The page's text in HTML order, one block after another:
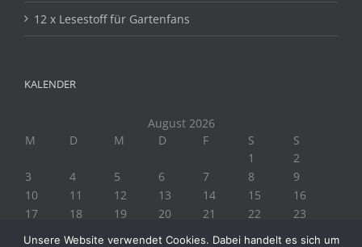
12 x Lesestoff für Gartenfans
KALENDER
August 2026
M
D M D F S
S
1
2
3
4 5 6 7 8
9
10
11 12 13 14 15
16
17
18 19 20 21 22
23
Unsere Website verwendet Cookies. Dabei handelt es sich um